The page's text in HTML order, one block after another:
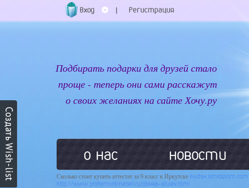
Вход | Регистрация
Подбирать подарки для друзей стало
проще - теперь они сами расскажут
о своих желаниях на сайте Хочу.ру
о нас новости
Сколько стоит купить аттестат за 9 класс в Иркутске irkutsk.simidiplom.com
http://www.profremontmebeli.ru/obivka-stulev.html